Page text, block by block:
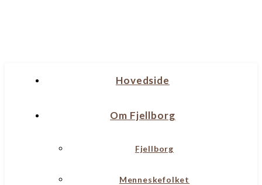
Hovedside
Om Fjellborg
Fjellborg
Menneskefolket